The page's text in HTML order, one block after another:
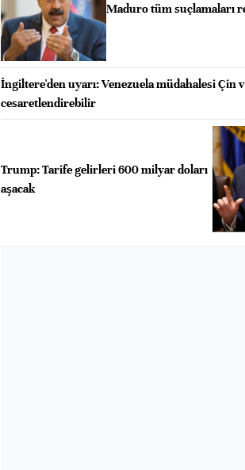
Maduro tüm suçlamaları
İngiltere'den uyarı: Venezuela müdahalesi Çin
cesaretlendirebilir
Trump: Tarife gelirleri 600 milyar doları
aşacak